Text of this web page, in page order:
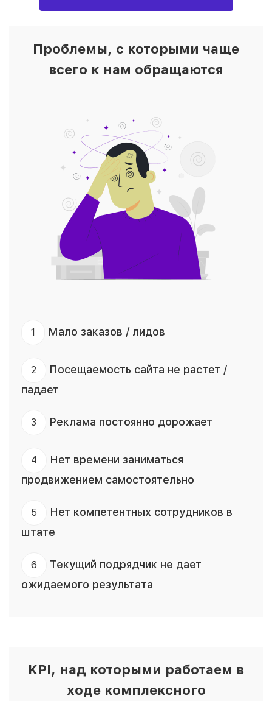
Проблемы, с которыми чаще
всего к нам обращаются
1 Мало заказов / лидов
2
Посещаемость сайта не растет /
падает
3 Реклама постоянно дорожает
4
Нет времени заниматься
продвижением самостоятельно
5
Нет компетентных сотрудников в
штате
6
Текущий подрядчик не дает
ожидаемого результата
KPI, над которыми работаем в
ходе комплексного